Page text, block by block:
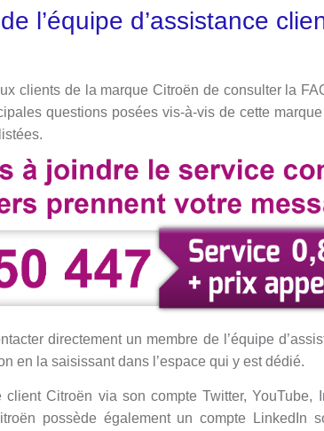
l’équipe d’assistance
clients de la marque Citroën de consulter la
questions posées vis-à-vis de cette
directement un membre de l’équipe
en la saisissant dans l’espace qui y est dédié.
Citroën via son compte Twitter, YouTube,
possède également un compte LinkedIn